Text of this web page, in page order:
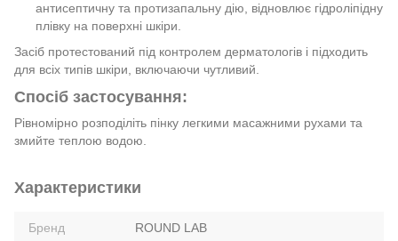
антисептичну та протизапальну дію, відновлює гідроліпідну
плівку на поверхні шкіри.
Засіб протестований під контролем дерматологів і підходить
для всіх типів шкіри, включаючи чутливий.
Спосіб застосування:
Рівномірно розподіліть пінку легкими масажними рухами та
змийте теплою водою.
Характеристики
Бренд ROUND LAB